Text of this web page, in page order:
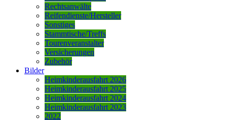
Rechtsanwälte
Reifendienste/Hersteller
Sonstiges
Stammtische/Treffs
Tourenveranstalter
Versicherungen
Zubehör
Bilder
Heimkinderausfahrt 2026
Heimkinderausfahrt 2025
Heimkinderausfahrt 2024
Heimkinderausfahrt 2023
2022